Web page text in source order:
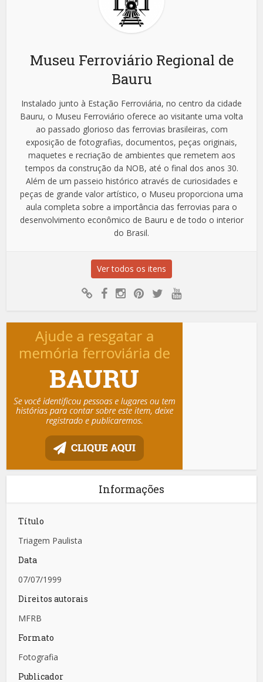
Museu Ferroviário Regional de
Bauru
Instalado junto à Estação Ferroviária, no centro da cidade
Bauru, o Museu Ferroviário oferece ao visitante uma volta
ao passado glorioso das ferrovias brasileiras, com
exposição de fotografias, documentos, peças originais,
maquetes e recriação de ambientes que remetem aos
tempos da construção da NOB, até o final dos anos 30.
Além de um passeio histórico através de curiosidades e
peças de grande valor artístico, o Museu proporciona uma
aula completa sobre a importância das ferrovias para o
desenvolvimento econômico de Bauru e de todo o interior
do Brasil.
Ver todos os itens
Informações
Título
Triagem Paulista
Data
07/07/1999
Direitos autorais
MFRB
Formato
Fotografia
Publicador